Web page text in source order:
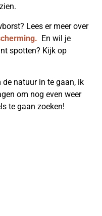
Lees er meer over
En wil je
spotten? Kijk op
natuur in te gaan, ik
om nog even weer
te gaan zoeken!